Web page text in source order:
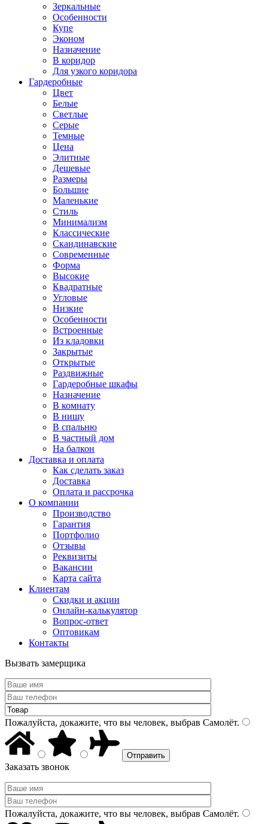
Зеркальные
Особенности
Купе
Эконом
Назначение
В коридор
Для узкого коридора
Гардеробные
Цвет
Белые
Светлые
Серые
Темные
Цена
Элитные
Дешевые
Размеры
Большие
Маленькие
Стиль
Минимализм
Классические
Скандинавские
Современные
Форма
Высокие
Квадратные
Угловые
Низкие
Особенности
Встроенные
Из кладовки
Закрытые
Открытые
Раздвижные
Гардеробные шкафы
Назначение
В комнату
В нишу
В спальню
В частный дом
На балкон
Доставка и оплата
Как сделать заказ
Доставка
Оплата и рассрочка
О компании
Производство
Гарантия
Портфолио
Отзывы
Реквизиты
Вакансии
Карта сайта
Клиентам
Скидки и акции
Онлайн-калькулятор
Вопрос-ответ
Оптовикам
Контакты
Вызвать замерщика
Пожалуйста, докажите, что вы человек, выбрав Самолёт.
Заказать звонок
Пожалуйста, докажите, что вы человек, выбрав Самолёт.